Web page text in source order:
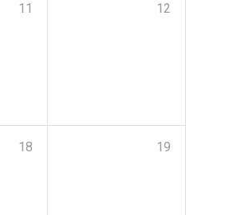
11 12
18 19